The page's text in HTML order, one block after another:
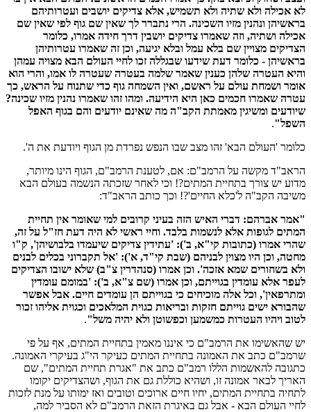
לא אכילה ולא שתיה ולא תשמיש, אלא צדיקים יושבים ועטרותיהם
בראשיהן ונהנין מזיו השכינה. הרי נתברר לך שאין שם גוף לפי שאין שם
אכילה ושתיה, וזה שאמרו צדיקים יושבין דרך חידה אמרו, כלומר
הצדיקים מצויין שם בלא עמל ובלא יגיעה, וכן זה שאמרו עטרותיהן
בראשיהן - כלומר דעת שידעו שבגללה זכו לחיי העולם הבא מצויה עמהן
והיא העטרה שלהן כענין שאמר שלמה בעטרה שעטרה לו אמו, והרי הוא
אומר ושמחת עולם על ראשם, ואין השמחה גוף כדי שתנוח על הראש, כך
עטרה שאמרו חכמים כאן היא הידיעה. ומהו זהו שאמרו נהנין מזיו שכינה?
שיודעים ומשיגין מאמתת הקב"ה מה שאינם יודעים והם בגוף האפל
השפל".
כלומר 'העולם הבא' זהו מצב שבו הנפש נפרדת מן הגוף ויודעת את ה'.
הראב"ד מקשה על הרמב"ם: אם, לטענת הרמב"ם, הגוף הינו מיותר,
מדוע יש צורך בתחיית המתים?! וכי לאחר שזכתה הנשמה בעולם הבא
משיבה הקב"ה ל'כלא החיים'?! וכך כותב הראב"ד:
"אמר אברהם: דברי האיש הזה בעיני קרובים למי שאומר אין תחיית
המתים לגופות אלא לנשמות בלבד. וחיי ראשי לא היה דעת חז"ל על זה,
שהרי אמרו (כתובות קי"א, ב'): 'עתידין צדיקים שיעמדו בלבושיהן', ק"ו
מחטה, וכן היו מצוין לבניהם (שבת קי"ד, א'): 'אל תקברוני בכלים לבנים
ולא בשחורים שמא אזכה'. וכן אמרו (סנהדרין צ"ב) שלא ישובו הצדיקים
לעפר אלא עומדין בגוייתם, וכן אמרו (שם צ"א, ב'): 'במומם עומדין
ומתרפאין', וכל אלה מוכיחים כי בגוייתם הן עומדים חיים. אבל אפשר
שהבורא ישים גוייתם חזקות ובריאות כגוית המלאכים וכגוית אליהו זכור
לטוב ויהיו העטרות כמשמען וכפשוטן ולא יהיה משל".
יש שהאשימו את הרמב"ם כי איננו מאמין בתחיית המתים, אף על פי
שרמב"ם כתב את האמונה בתחיית המתים כעיקר הי"ג בעיקרי האמונה.
כתגובה להאשמות הללו רמב"ם כתב את "אגרת תחיית המתים", שם
האריך לבאר אמונה זו, ושהיא כוללת גם את הגוף, ושהצדיקים יקומו
לתחיה בתחיית המתים, יחיו חיים ארוכים וטובים ואז ימותו על מנת לזכות
לחיי העולם הבא - אבל גם באיגרת הזאת הרמב"ם לא הסביר למה,